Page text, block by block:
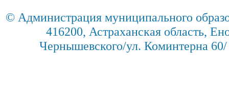
© Администрация муниципального
416200, Астраханская область,
Чернышевского/ул. Коминтерна